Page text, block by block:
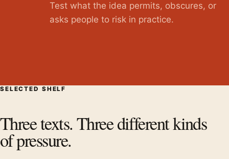
Test what the idea permits, obscures, or
asks people to risk in practice.
SELECTED SHELF
Three texts. Three different kinds
of pressure.